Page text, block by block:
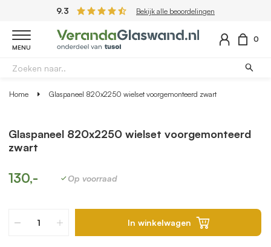
9.3 Bekijk alle beoordelingen
MENU
0
Home Glaspaneel 820x2250 wielset voorgemonteerd zwart
Glaspaneel 820x2250 wielset voorgemonteerd
zwart
130,- Op voorraad
In winkelwagen